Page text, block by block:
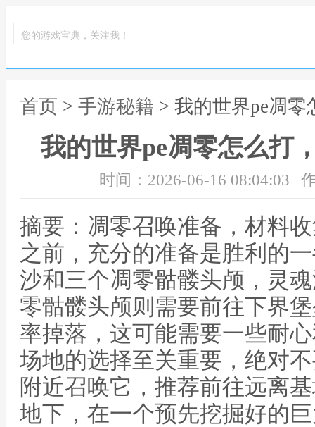
您的游戏宝典，关注我！
首页 > 手游秘籍 > 我的世界pe凋
我的世界pe凋零怎么打
时间：2026-06-16 08:04:03
摘要：凋零召唤准备，材料
之前，充分的准备是胜利的
沙和三个凋零骷髅头颅，灵
零骷髅头颅则需要前往下界
率掉落，这可能需要一些耐
场地的选择至关重要，绝对
附近召唤它，推荐前往远离
地下，在一个预先挖掘好的